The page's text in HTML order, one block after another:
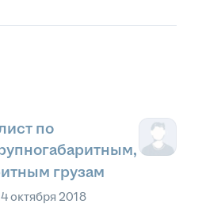
по
грузам
октября 2018